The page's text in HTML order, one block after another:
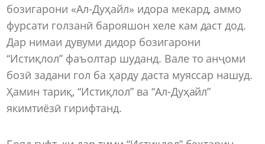
бозигарони «Ал-Дуҳайл» идора мекард, аммо
фурсати голзанӣ барояшон хеле кам даст дод.
Дар нимаи дувуми дидор бозигарони
“Истиқлол” фаъолтар шуданд. Вале то анҷоми
бозӣ задани гол ба ҳарду даста муяссар нашуд.
Ҳамин тариқ, “Истиқлол” ва “Ал-Дуҳайл”
якимтиёзӣ гирифтанд.